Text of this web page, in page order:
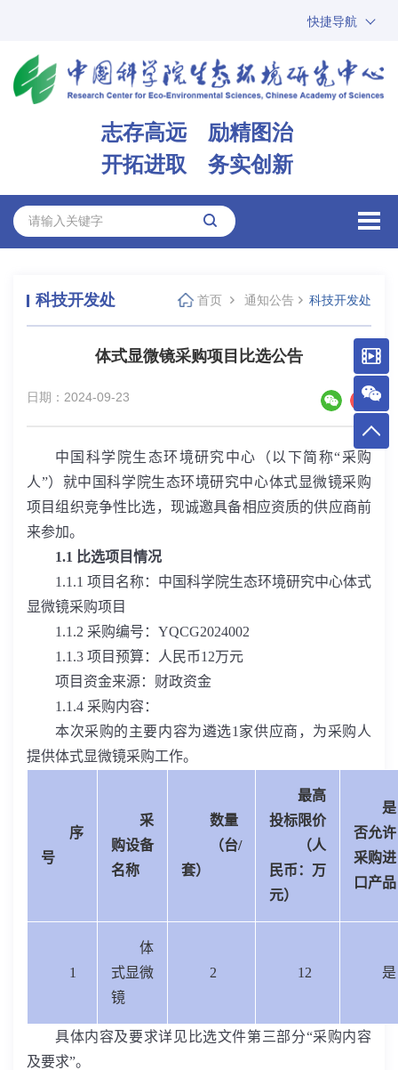
快捷导航
ARP
邮箱
志存高远 励精图治
开拓进取 务实创新
科技开发处 首页 通知公告 科技开发处
体式显微镜采购项目比选公告
日期：2024-09-23
中国科学院生态环境研究中心（以下简称“采购
人”）就中国科学院生态环境研究中心体式显微镜采购
项目组织竞争性比选，现诚邀具备相应资质的供应商前
来参加。
1.1 比选项目情况
1.1.1 项目名称：中国科学院生态环境研究中心体式
显微镜采购项目
1.1.2 采购编号： YQCG2024002
1.1.3 项目预算：人民币12万元
项目资金来源：财政资金
1.1.4 采购内容：
本次采购的主要内容为遴选1 家供应商，为采购人
提供体式显微镜采购工作。
序
号
采
购设备
名称
数量
（台/
套）
最高
投标限价
（人
民币：万
元）
是
否允许
采购进
口产品
1
体
式显微
镜
2 12 是
具体内容及要求详见比选文件第三部分“采购内容
及要求”。